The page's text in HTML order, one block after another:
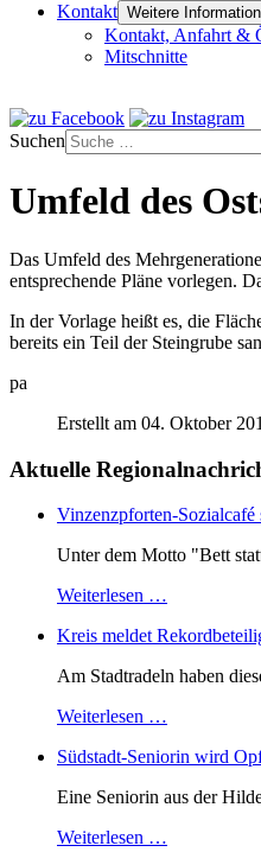
Kontakt Weitere
Kontakt, Anfahrt &
Mitschnitte
Suchen
Umfeld des
Das Umfeld des
entsprechende Pläne vorlegen.
In der Vorlage heißt es, die
bereits ein Teil der Steingrube
pa
Erstellt am 04. Oktober
Aktuelle
Vinzenzpforten-Sozialcafé
Unter dem Motto "Bett
Weiterlesen …
Kreis meldet
Am Stadtradeln haben
Weiterlesen …
Südstadt-Seniorin wird
Eine Seniorin aus der
Weiterlesen …